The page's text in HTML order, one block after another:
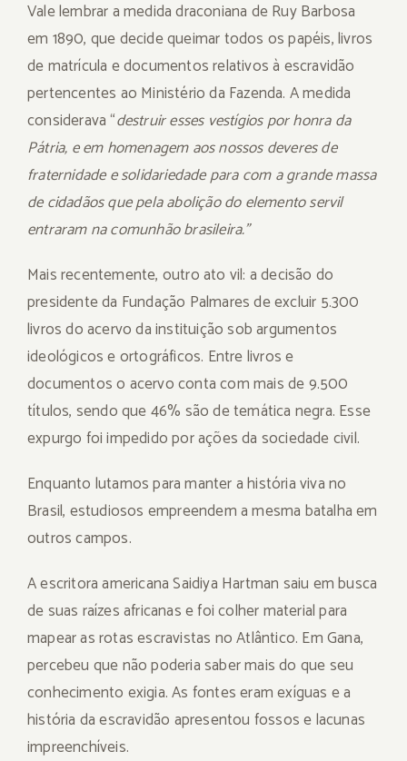
Vale lembrar a medida draconiana de Ruy Barbosa
em 1890, que decide queimar todos os papéis, livros
de matrícula e documentos relativos à escravidão
pertencentes ao Ministério da Fazenda. A medida
considerava “destruir esses vestígios por honra da
Pátria, e em homenagem aos nossos deveres de
fraternidade e solidariedade para com a grande massa
de cidadãos que pela abolição do elemento servil
entraram na comunhão brasileira.”
Mais recentemente, outro ato vil: a decisão do
presidente da Fundação Palmares de excluir 5.300
livros do acervo da instituição sob argumentos
ideológicos e ortográficos. Entre livros e
documentos o acervo conta com mais de 9.500
títulos, sendo que 46% são de temática negra. Esse
expurgo foi impedido por ações da sociedade civil.
Enquanto lutamos para manter a história viva no
Brasil, estudiosos empreendem a mesma batalha em
outros campos.
A escritora americana Saidiya Hartman saiu em busca
de suas raízes africanas e foi colher material para
mapear as rotas escravistas no Atlântico. Em Gana,
percebeu que não poderia saber mais do que seu
conhecimento exigia. As fontes eram exíguas e a
história da escravidão apresentou fossos e lacunas
impreenchíveis.